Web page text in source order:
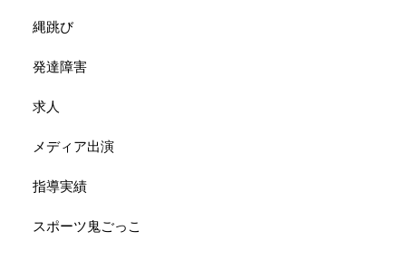
縄跳び
発達障害
求人
メディア出演
指導実績
スポーツ鬼ごっこ